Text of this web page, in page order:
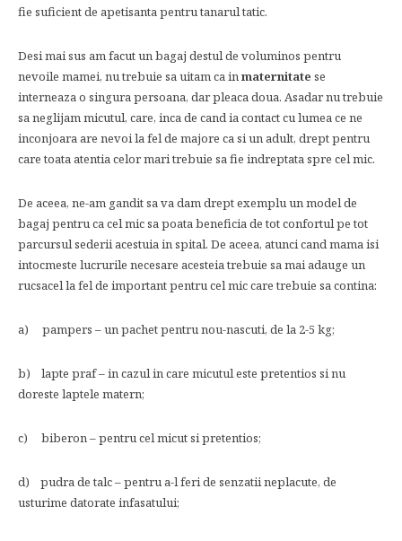
fie suficient de apetisanta pentru tanarul tatic.
Desi mai sus am facut un bagaj destul de voluminos pentru
nevoile mamei, nu trebuie sa uitam ca inmaternitate se
interneaza o singura persoana, dar pleaca doua. Asadar nu trebuie
sa neglijam micutul, care, inca de cand ia contact cu lumea ce ne
inconjoara are nevoi la fel de majore ca si un adult, drept pentru
care toata atentia celor mari trebuie sa fie indreptata spre cel mic.
De aceea, ne-am gandit sa va dam drept exemplu un model de
bagaj pentru ca cel mic sa poata beneficia de tot confortul pe tot
parcursul sederii acestuia in spital. De aceea, atunci cand mama isi
intocmeste lucrurile necesare acesteia trebuie sa mai adauge un
rucsacel la fel de important pentru cel mic care trebuie sa contina:
a) pampers – un pachet pentru nou-nascuti, de la 2-5 kg;
b) lapte praf – in cazul in care micutul este pretentios si nu
doreste laptele matern;
c) biberon – pentru cel micut si pretentios;
d) pudra de talc – pentru a-l feri de senzatii neplacute, de
usturime datorate infasatului;